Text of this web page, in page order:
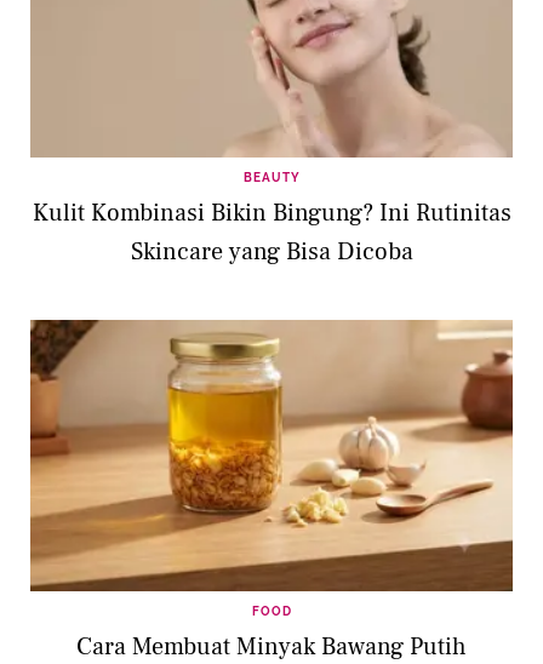
BEAUTY
Kulit Kombinasi Bikin Bingung? Ini Rutinitas
Skincare yang Bisa Dicoba
FOOD
Cara Membuat Minyak Bawang Putih